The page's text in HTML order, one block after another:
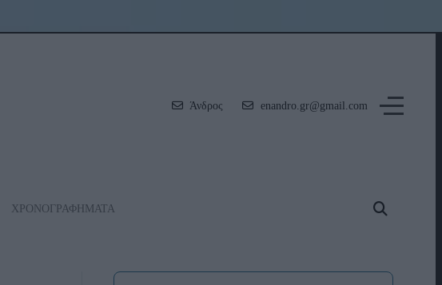
Άνδρος enandro.gr@gmail.com
ΧΡΟΝΟΓΡΑΦΗΜΑΤΑ